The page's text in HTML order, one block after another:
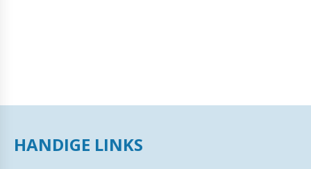
HANDIGE LINKS